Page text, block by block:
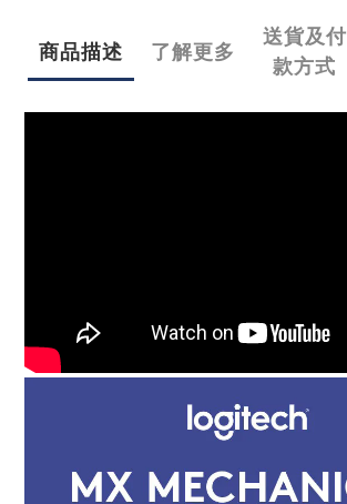
商品描述 了解更多
送貨及付
款方式